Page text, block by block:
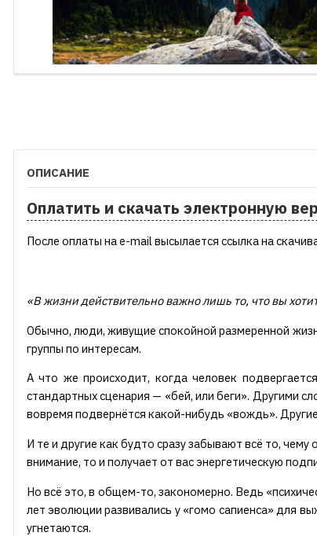
ОПИСАНИЕ
Оплатить и скачать электронную
После оплаты на e-mail высылается ссылка на
«В жизни действительно важно лишь то, что вы
Обычно, люди, живущие спокойной размеренной
группы по интересам.
А что же происходит, когда человек
стандартных сценария — «бей, или беги». Другими
вовремя подвернётся какой-нибудь «вождь».
И те и другие как будто сразу забывают всё то,
внимание, то и получает от вас энергетическую
Но всё это, в общем-то, закономерно. Ведь
лет эволюции развивались у «гомо сапиенса» для
угнетаются.